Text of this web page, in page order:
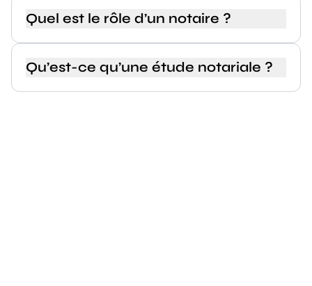
Quel est le rôle d’un notaire ?
Qu’est-ce qu’une étude notariale ?